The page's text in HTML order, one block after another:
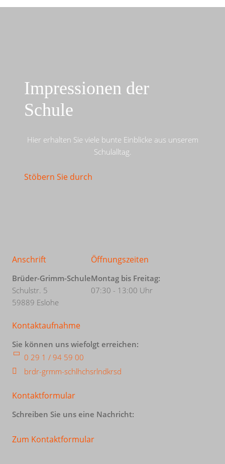
Impressionen der
Schule
Hier erhalten Sie viele bunte Einblicke aus unserem
Schulalltag.
Stöbern Sie durch
Anschrift
Brüder-Grimm-Schule
Schulstr. 5
59889 Eslohe
Öffnungszeiten
Montag bis Freitag:
07:30 - 13:00 Uhr
Kontaktaufnahme
Sie können uns wiefolgt erreichen:
0 29 1 / 94 59 00
brdr-grmm-schlhchsrlndkrsd
Kontaktformular
Schreiben Sie uns eine Nachricht:
Zum Kontaktformular